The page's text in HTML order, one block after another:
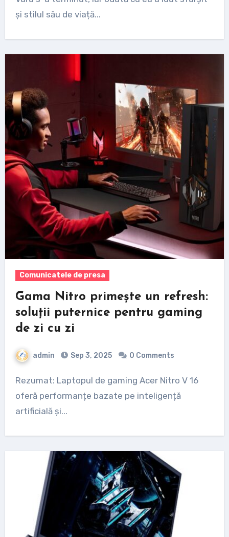
și stilul său de viață...
Comunicatele de presa
Gama Nitro primește un refresh:
soluții puternice pentru gaming
de zi cu zi
admin Sep 3, 2025 0 Comments
Rezumat: Laptopul de gaming Acer Nitro V 16
oferă performanțe bazate pe inteligență
artificială și...